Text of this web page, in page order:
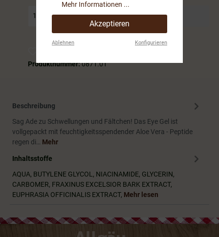
In den Warenkorb
Produktnummer:0871.01
Beschreibung
Sag Ade zu Schwellungen und Fältchen! Das Eye Gel ist
vollgepackt mit feuchtigkeitsspendender Aloe Vera - Peptide
regen di… Mehr
Inhaltsstoffe
AQUA, BUTYLENE GLYCOL, NIACINAMIDE, GLYCERIN,
CARBOMER, FRAXINUS EXCELSIOR BARK EXTRACT,
EUPHRASIA OFFICINALIS EXTRACT, Mehr lesen
Mehr Informationen ...
Akzeptieren
Ablehnen Konfigurieren